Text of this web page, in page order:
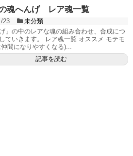
魂へんげ レア魂一覧
23
未分類
げ」の中のレアな魂の組み合わせ、合成につ
ていきます。 レア魂一覧 オススメ モテモ
間になりやすくなる)...
記事を読む